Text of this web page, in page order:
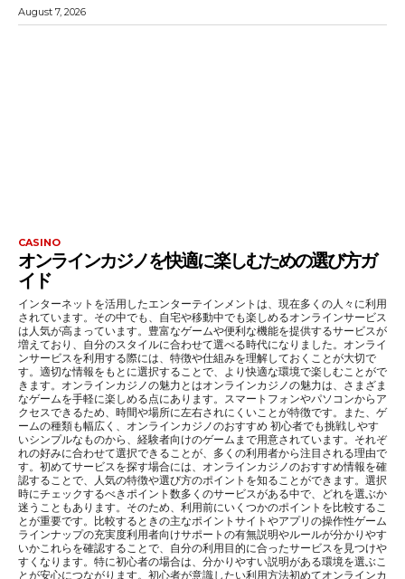
August 7, 2026
CASINO
オンラインカジノを快適に楽しむための選び方ガ
イド
インターネットを活用したエンターテインメントは、現在多くの人々に利用
されています。その中でも、自宅や移動中でも楽しめるオンラインサービス
は人気が高まっています。豊富なゲームや便利な機能を提供するサービスが
増えており、自分のスタイルに合わせて選べる時代になりました。オンライ
ンサービスを利用する際には、特徴や仕組みを理解しておくことが大切で
す。適切な情報をもとに選択することで、より快適な環境で楽しむことがで
きます。オンラインカジノの魅力とはオンラインカジノの魅力は、さまざま
なゲームを手軽に楽しめる点にあります。スマートフォンやパソコンからア
クセスできるため、時間や場所に左右されにくいことが特徴です。また、ゲ
ームの種類も幅広く、オンラインカジノのおすすめ 初心者でも挑戦しやす
いシンプルなものから、経験者向けのゲームまで用意されています。それぞ
れの好みに合わせて選択できることが、多くの利用者から注目される理由で
す。初めてサービスを探す場合には、オンラインカジノのおすすめ情報を確
認することで、人気の特徴や選び方のポイントを知ることができます。選択
時にチェックするべきポイント数多くのサービスがある中で、どれを選ぶか
迷うこともあります。そのため、利用前にいくつかのポイントを比較するこ
とが重要です。比較するときの主なポイントサイトやアプリの操作性ゲーム
ラインナップの充実度利用者向けサポートの有無説明やルールが分かりやす
いかこれらを確認することで、自分の利用目的に合ったサービスを見つけや
すくなります。特に初心者の場合は、分かりやすい説明がある環境を選ぶこ
とが安心につながります。初心者が意識したい利用方法初めてオンラインカ